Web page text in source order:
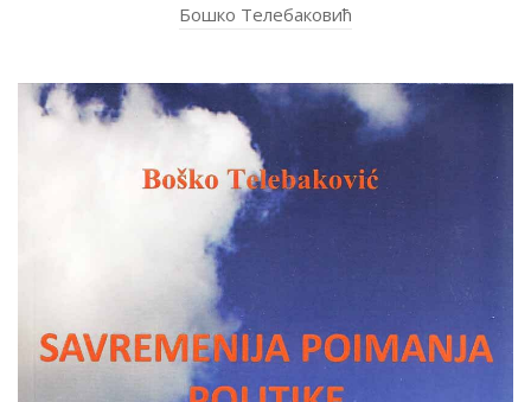
Бошко Телебаковић